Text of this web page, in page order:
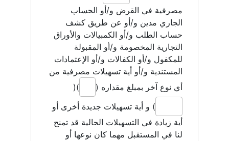
مصرفية في القرض و/أو الحساب
الجاري مدين و/أو عن طريق كشف
حساب الطلب و/أو الكمبيالات والأوراق
التجارية المخصومة و/أو المقبولة
للمكفول و/أو الكفالات و/أو الإعتمادات
المستندية و/أو أية تسهيلات مصرفية من
أي نوع آخر بمبلغ مقداره (
)(
) و أية تسهيلات جديدة أخرى أو
أية زيادة في التسهيلات الحالية قد تمنح
لنا في المستقبل مهما كان نوعها أو